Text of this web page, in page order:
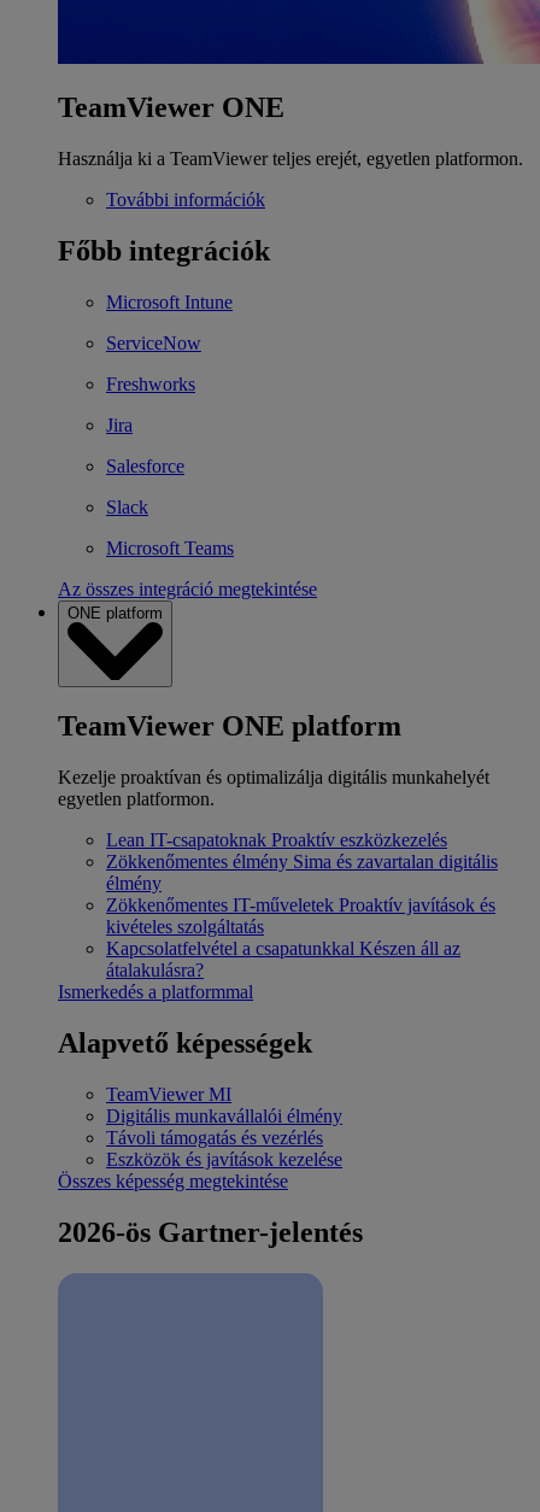
TeamViewer ONE
Használja ki a TeamViewer teljes erejét, egyetlen platformon.
További információk
Főbb integrációk
Microsoft Intune
ServiceNow
Freshworks
Jira
Salesforce
Slack
Microsoft Teams
Az összes integráció megtekintése
ONE platform
TeamViewer ONE platform
Kezelje proaktívan és optimalizálja digitális munkahelyét
egyetlen platformon.
Lean IT-csapatoknak Proaktív eszközkezelés
Zökkenőmentes élmény Sima és zavartalan digitális
élmény
Zökkenőmentes IT-műveletek Proaktív javítások és
kivételes szolgáltatás
Kapcsolatfelvétel a csapatunkkal Készen áll az
átalakulásra?
Ismerkedés a platformmal
Alapvető képességek
TeamViewer MI
Digitális munkavállalói élmény
Távoli támogatás és vezérlés
Eszközök és javítások kezelése
Összes képesség megtekintése
2026-ös Gartner-jelentés